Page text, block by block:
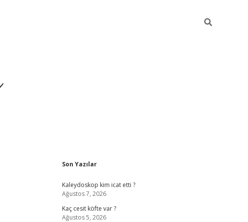
Sidebar
Son Yazılar
Kaleydoskop kim icat etti ?
Ağustos 7, 2026
Kaç cesit köfte var ?
Ağustos 5, 2026